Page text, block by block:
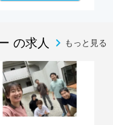
の求人 もっと見る